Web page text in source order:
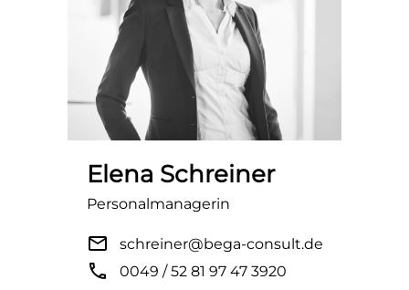
Elena Schreiner
Personalmanagerin
mail schreiner@bega-consult.de
phone 0049 / 52 81 97 47 3920